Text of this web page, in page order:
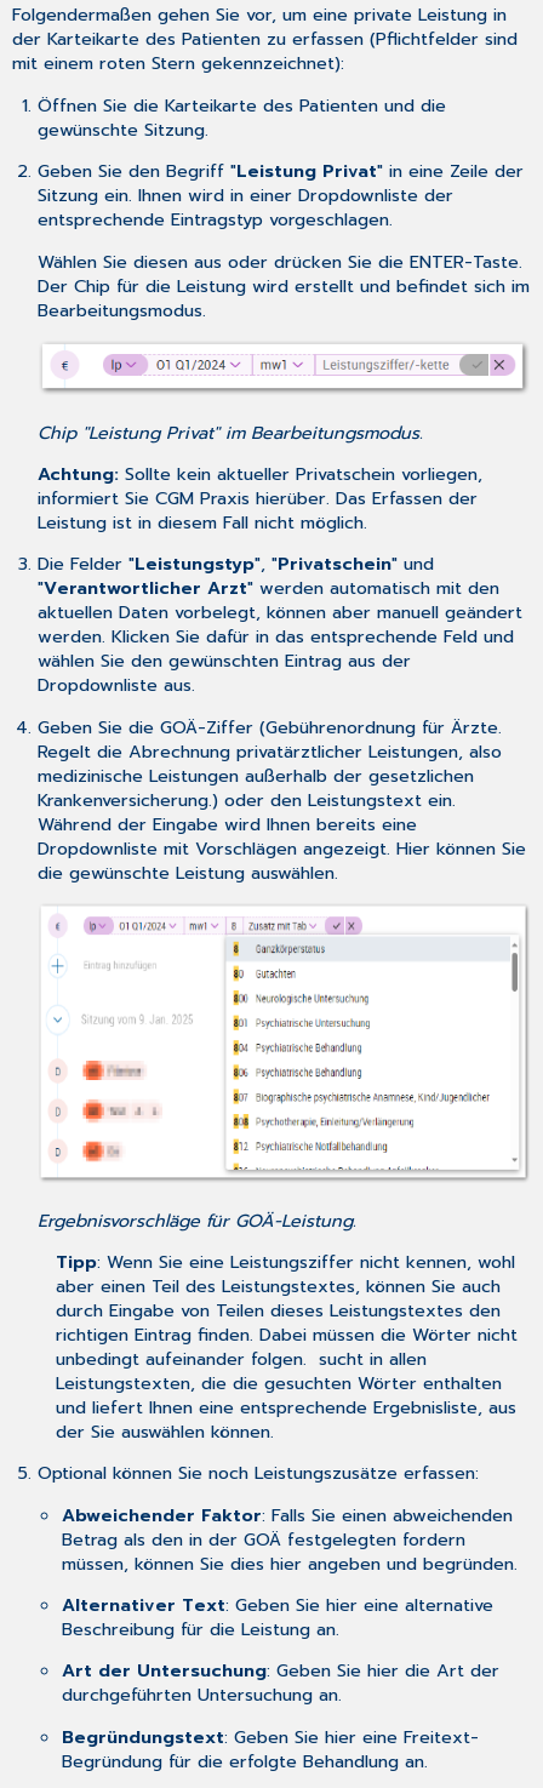
Folgendermaßen gehen Sie vor, um eine private Leistung in
der Karteikarte des Patienten zu erfassen (Pflichtfelder sind
mit einem roten Stern gekennzeichnet):
Öffnen Sie die Karteikarte des Patienten und die
gewünschte Sitzung.
Geben Sie den Begriff "Leistung Privat" in eine Zeile der
Sitzung ein. Ihnen wird in einer Dropdownliste der
entsprechende Eintragstyp vorgeschlagen.
Wählen Sie diesen aus oder drücken Sie die ENTER-Taste.
Der Chip für die Leistung wird erstellt und befindet sich im
Bearbeitungsmodus.
Chip "Leistung Privat" im Bearbeitungsmodus.
Achtung: Sollte kein aktueller Privatschein vorliegen,
informiert Sie CGM Praxis hierüber. Das Erfassen der
Leistung ist in diesem Fall nicht möglich.
Die Felder "Leistungstyp", "Privatschein" und
"Verantwortlicher Arzt" werden automatisch mit den
aktuellen Daten vorbelegt, können aber manuell geändert
werden. Klicken Sie dafür in das entsprechende Feld und
wählen Sie den gewünschten Eintrag aus der
Dropdownliste aus.
Geben Sie die GOÄ-Ziffer (Gebührenordnung für Ärzte.
Regelt die Abrechnung privatärztlicher Leistungen, also
medizinische Leistungen außerhalb der gesetzlichen
Krankenversicherung.) oder den Leistungstext ein.
Während der Eingabe wird Ihnen bereits eine
Dropdownliste mit Vorschlägen angezeigt. Hier können Sie
die gewünschte Leistung auswählen.
Ergebnisvorschläge für GOÄ-Leistung.
Tipp: Wenn Sie eine Leistungsziffer nicht kennen, wohl
aber einen Teil des Leistungstextes, können Sie auch
durch Eingabe von Teilen dieses Leistungstextes den
richtigen Eintrag finden. Dabei müssen die Wörter nicht
unbedingt aufeinander folgen. sucht in allen
Leistungstexten, die die gesuchten Wörter enthalten
und liefert Ihnen eine entsprechende Ergebnisliste, aus
der Sie auswählen können.
Optional können Sie noch Leistungszusätze erfassen:
Abweichender Faktor: Falls Sie einen abweichenden
Betrag als den in der GOÄ festgelegten fordern
müssen, können Sie dies hier angeben und begründen.
Alternativer Text: Geben Sie hier eine alternative
Beschreibung für die Leistung an.
Art der Untersuchung: Geben Sie hier die Art der
durchgeführten Untersuchung an.
Begründungstext: Geben Sie hier eine Freitext-
Begründung für die erfolgte Behandlung an.